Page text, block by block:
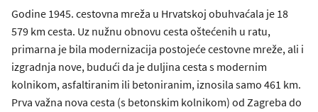
Godine 1945. cestovna mreža u Hrvatskoj obuhvaćala je 18
579 km cesta. Uz nužnu obnovu cesta oštećenih u ratu,
primarna je bila modernizacija postojeće cestovne mreže, ali i
izgradnja nove, budući da je duljina cesta s modernim
kolnikom, asfaltiranim ili betoniranim, iznosila samo 461 km.
Prva važna nova cesta (s betonskim kolnikom) od Zagreba do